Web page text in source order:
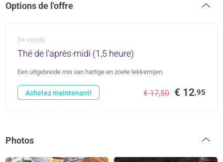
Options de l'offre
5+ vendu
Thé de l'après-midi (1,5 heure)
Een uitgebreide mix van hartige en zoete lekkernijen.
€ 17,50 € 12,95
Achetez maintenant!
Photos